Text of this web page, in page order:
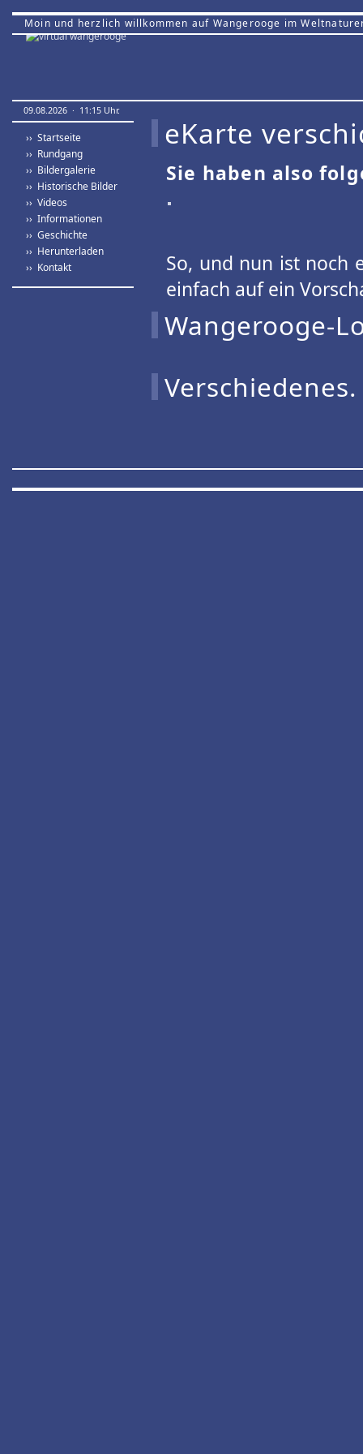
Moin und herzlich willkommen auf Wangerooge im
09.08.2026 · 11:15 Uhr.
›› Startseite
›› Rundgang
›› Bildergalerie
›› Historische Bilder
›› Videos
›› Informationen
›› Geschichte
›› Herunterladen
›› Kontakt
eKarte
Sie haben also
So, und nun ist noch
einfach auf ein
Wangerooge-
Verschiedenes.